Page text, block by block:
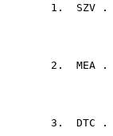
1. SZV .
2. MEA .
3. DTC .